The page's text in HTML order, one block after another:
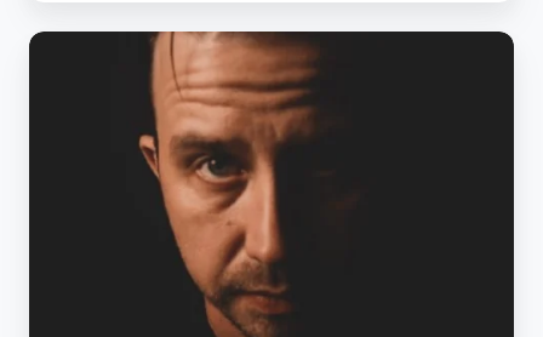
Digimarkkinoinnin